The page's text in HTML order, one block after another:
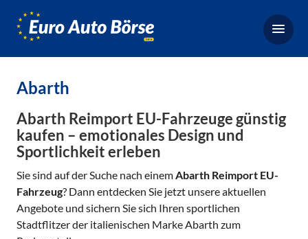
Börse,
Gebrauchtwagen,
Bestellfahrzeuge,
Neuwagen
Abarth
Abarth Reimport EU-Fahrzeuge günstig
kaufen – emotionales Design und
Sportlichkeit erleben
Sie sind auf der Suche nach einemAbarth Reimport EU-
Fahrzeug? Dann entdecken Sie jetzt unsere aktuellen
Angebote und sichern Sie sich Ihren sportlichen
Stadtflitzer der italienischen Marke Abarth zum